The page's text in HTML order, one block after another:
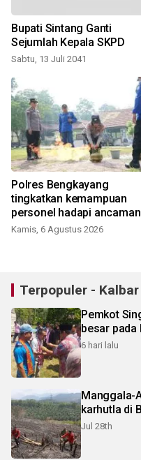
Bupati Sintang Ganti
Sejumlah Kepala SKPD
Sabtu, 13 Juli 2041
Polres Bengkayang
tingkatkan kemampuan
personel hadapi ancaman
Karhutla
Kamis, 6 Agustus 2026
Terpopuler - Kalbar
Pemkot
besar pada
6 hari lalu
Manggala-
karhutla di
Jul 28th